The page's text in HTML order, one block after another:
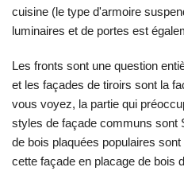
cuisine (le type d'armoire
luminaires et de portes est
Les fronts sont une question
et les façades de tiroirs sont la
vous voyez, la partie qui
styles de façade communs sont
de bois plaquées populaires
cette façade en placage de bois